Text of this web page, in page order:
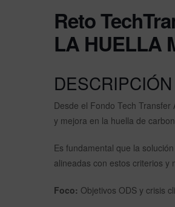
Reto
LA HUELLA
DESCRIPCIÓN
Desde el Fondo Tech
y mejora en la huella de
Es fundamental que la
alineadas con estos criterios y
Foco: Objetivos ODS y crisis